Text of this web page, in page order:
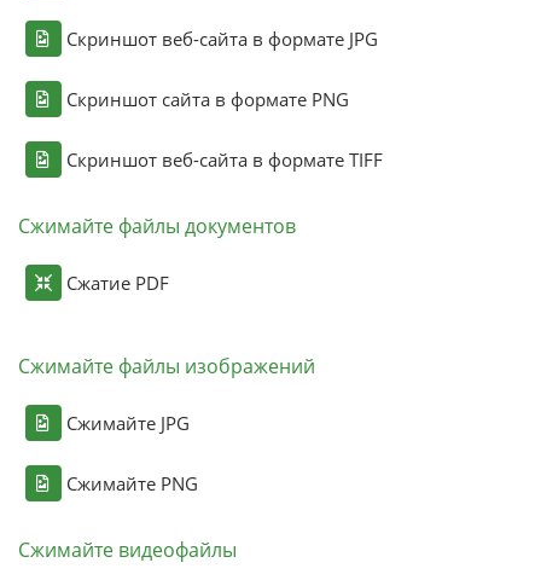
Скриншот веб-сайта в формате JPG
Скриншот сайта в формате PNG
Скриншот веб-сайта в формате TIFF
Сжимайте файлы документов
Сжатие PDF
Сжимайте файлы изображений
Сжимайте JPG
Сжимайте PNG
Сжимайте видеофайлы